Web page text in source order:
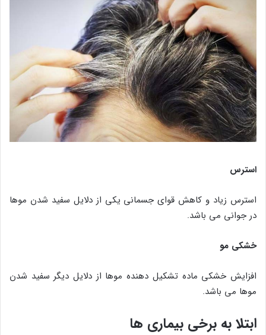
استرس
استرس زیاد و کاهش قوای جسمانی یکی از دلایل سفید شدن موها
در جوانی می باشد.
خشکی مو
افزایش خشکی ماده تشکیل دهنده موها از دلایل دیگر سفید شدن
موها می باشد.
ابتلا به برخی بیماری ها